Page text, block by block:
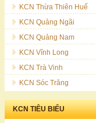
KCN Thừa Thiên Huế
KCN Quảng Ngãi
KCN Quảng Nam
KCN Vĩnh Long
KCN Trà Vinh
KCN Sóc Trăng
KCN TIÊU BIỂU